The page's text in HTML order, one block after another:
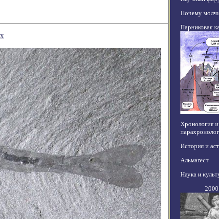
Почему
Парниковая
Хронология и
История и
Альмагест
Наука и